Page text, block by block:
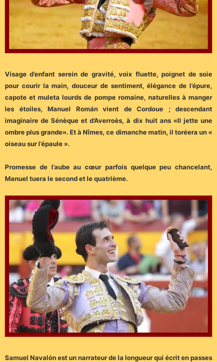
Visage d’enfant serein de gravité, voix fluette, poignet de soie
pour courir la main, douceur de sentiment, élégance de l’épure,
capote et muleta lourds de pompe romaine, naturelles à manger
les étoiles, Manuel Román vient de Cordoue ; descendant
imaginaire de Sénèque et d’Averroès, à dix huit ans «Il jette une
ombre plus grande». Et à Nîmes, ce dimanche matin, il toréera un «
oiseau sur l’épaule ».
Promesse de l’aube au cœur parfois quelque peu chancelant,
Manuel tuera le second et le quatrième.
Samuel Navalón est un narrateur de la longueur qui écrit en passes